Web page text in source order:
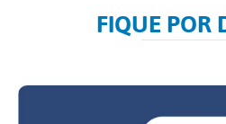
FIQUE POR